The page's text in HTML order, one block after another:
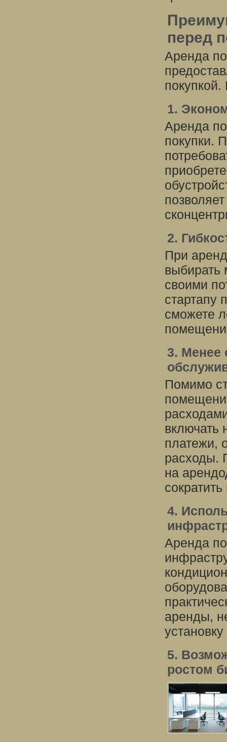
перед
Аренда
покупкой.
1.
Аренда
покупки.
2.
При
выбирать
своими
стартапу
сможете
3. Менее
Помимо
включать
платежи,
расходы.
на
4.
Аренда
аренды,
5.
ростом